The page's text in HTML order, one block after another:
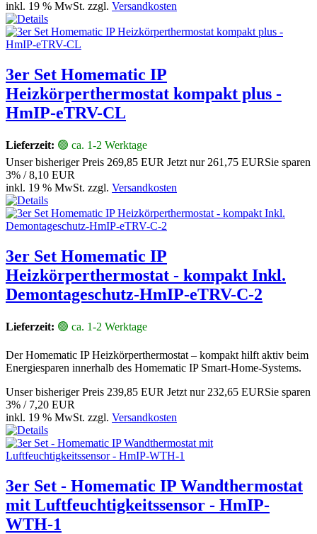
inkl. 19 % MwSt. zzgl. Versandkosten
3er Set Homematic IP
Heizkörperthermostat kompakt plus -
HmIP-eTRV-CL
Lieferzeit: 🟢 ca. 1-2 Werktage
Unser bisheriger Preis 269,85 EUR Jetzt nur 261,75 EURSie sparen
3% / 8,10 EUR
inkl. 19 % MwSt. zzgl. Versandkosten
3er Set Homematic IP
Heizkörperthermostat - kompakt Inkl.
Demontageschutz-HmIP-eTRV-C-2
Lieferzeit: 🟢 ca. 1-2 Werktage
Der Homematic IP Heizkörperthermostat – kompakt hilft aktiv beim
Energiesparen innerhalb des Homematic IP Smart-Home-Systems.
Unser bisheriger Preis 239,85 EUR Jetzt nur 232,65 EURSie sparen
3% / 7,20 EUR
inkl. 19 % MwSt. zzgl. Versandkosten
3er Set - Homematic IP Wandthermostat
mit Luftfeuchtigkeitssensor - HmIP-
WTH-1